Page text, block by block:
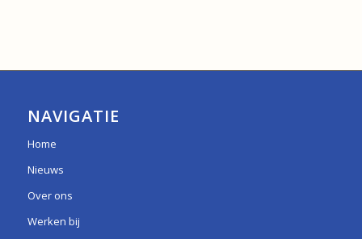
NAVIGATIE
Home
Nieuws
Over ons
Werken bij